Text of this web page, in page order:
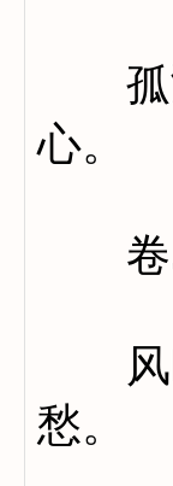
孤鸿
心。
卷
风吹
愁。